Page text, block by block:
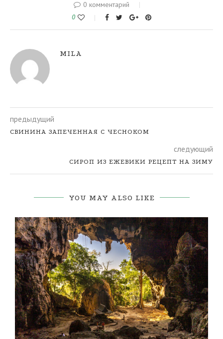
0 комментарий
0
MILA
предыдущий
СВИНИНА ЗАПЕЧЕННАЯ С ЧЕСНОКОМ
следующий
СИРОП ИЗ ЕЖЕВИКИ РЕЦЕПТ НА ЗИМУ
YOU MAY ALSO LIKE